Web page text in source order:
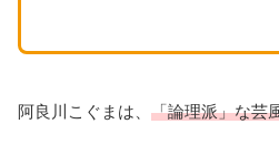
阿良川こぐまは、 「論理派」な芸